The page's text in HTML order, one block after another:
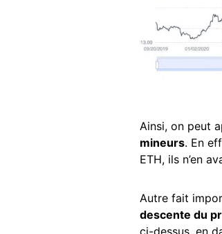
Ainsi, on peut
mineurs. En
ETH, ils n’en
Autre fait
descente du
ci-dessus, en